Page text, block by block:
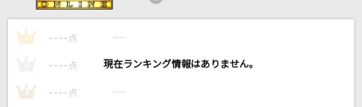
kobore
マカロニえんぴつ
1 ---- 点 ----
---- 点 ----
3 ---- 点 ----